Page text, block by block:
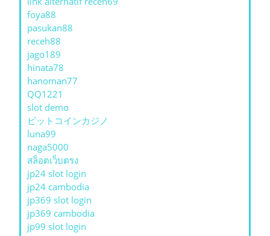
foya88
pasukan88
receh88
jago189
hinata78
hanoman77
QQ1221
slot demo
ビットコインカジノ
luna99
naga5000
สล็อตเว็บตรง
jp24 slot login
jp24 cambodia
jp369 slot login
jp369 cambodia
jp99 slot login